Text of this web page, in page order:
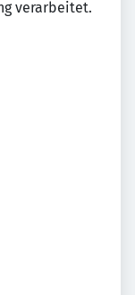
verarbeitet.